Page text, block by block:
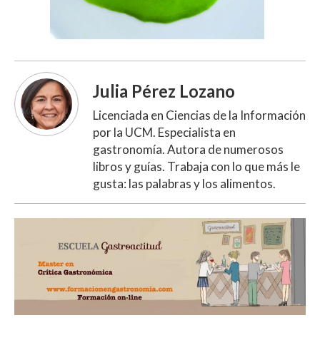
Julia Pérez Lozano
Licenciada en Ciencias de la Información
por la UCM. Especialista en
gastronomía. Autora de numerosos
libros y guías. Trabaja con lo que más le
gusta: las palabras y los alimentos.